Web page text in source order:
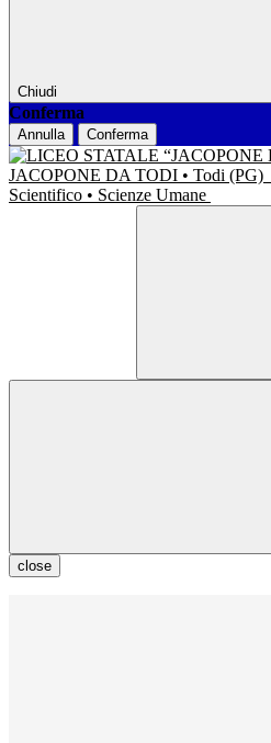
Chiudi
Conferma
Annulla Conferma
JACOPONE DA TODI • Todi (PG)
Scientifico • Scienze Umane
close